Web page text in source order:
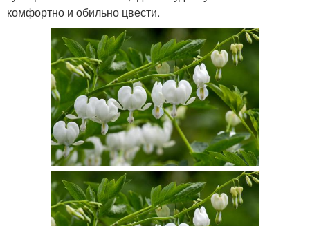
комфортно и обильно цвести.